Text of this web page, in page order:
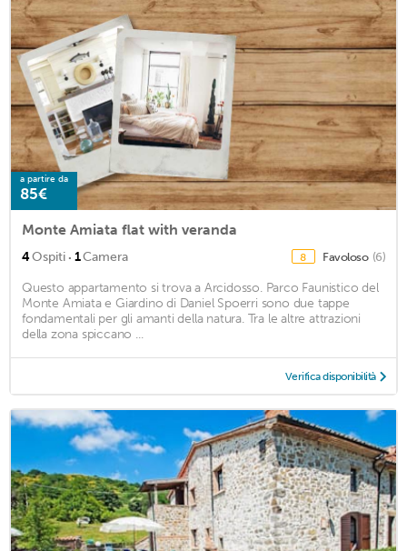
a partire da
85€
Monte Amiata flat with veranda
4Ospiti · 1Camera 8 Favoloso (6)
Questo appartamento si trova a Arcidosso. Parco Faunistico del
Monte Amiata e Giardino di Daniel Spoerri sono due tappe
fondamentali per gli amanti della natura. Tra le altre attrazioni
della zona spiccano ...
Verifica disponibilità